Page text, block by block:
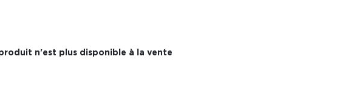
n'est plus disponible à la vente